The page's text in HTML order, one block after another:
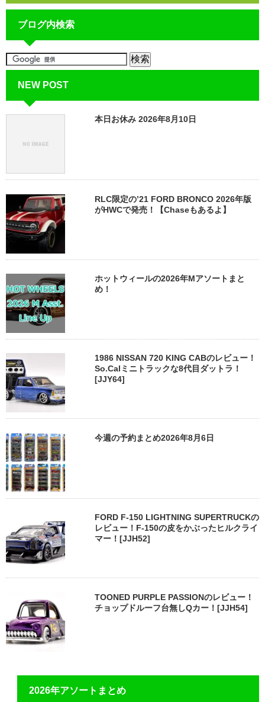
ブログ内検索
NEW POST
本日お休み 2026年8月10日
RLC限定の’21 FORD BRONCO 2026年版
がHWCで発売！【Chaseもあるよ】
ホットウィールの2026年Mアソートまと
め！
1986 NISSAN 720 KING CABのレビュー！
So.Calミニトラックな8代目ダットラ！
[JJY64]
今週の予約まとめ2026年8月6日
FORD F-150 LIGHTNING SUPERTRUCKの
レビュー！F-150の皮をかぶったヒルクライ
マー！[JJH52]
TOONED PURPLE PASSIONのレビュー！
チョップドルーフ台無しQカー！[JJH54]
2026年アソートまとめ